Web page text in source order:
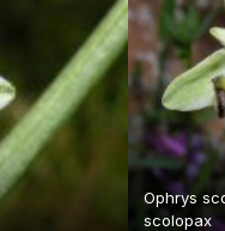
Ophrys
scolopax